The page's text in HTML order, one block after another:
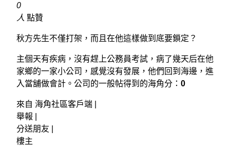
0
人 點贊
秋方先生不僅打架，而且在他這樣做到底要鎖定？
主個天有疾病，沒有趕上公務員考試，病了幾天后在他
家鄉的一家小公司，感覺沒有發展，他們回到海邊，進
入當舖做會計。公司的一般帖得到的海角分： 0
來自 海角社區客戶端 |
舉報 |
分送朋友 |
樓主